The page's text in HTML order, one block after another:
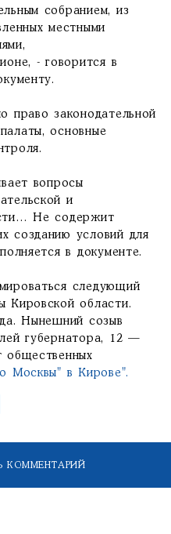
собранием, из
местными
- говорится в
право законодательной
основные
вопросы
и
Не содержит
созданию условий для
в документе.
следующий
Кировской области.
Нынешний созыв
губернатора, 12 —
Москвы" в Кирове".
КОММЕНТАРИЙ